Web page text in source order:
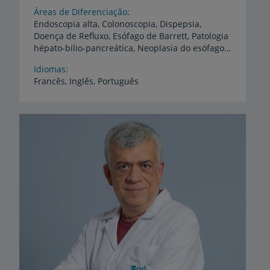
Áreas de Diferenciação
Endoscopia alta, Colonoscopia, Dispepsia,
Doença de Refluxo, Esófago de Barrett, Patologia
hépato-bilio-pancreática, Neoplasia do esófago, do Estômago, do cólon. Cuidados Intensivos e Emergência Médica
Idiomas
Francês, Inglês, Português